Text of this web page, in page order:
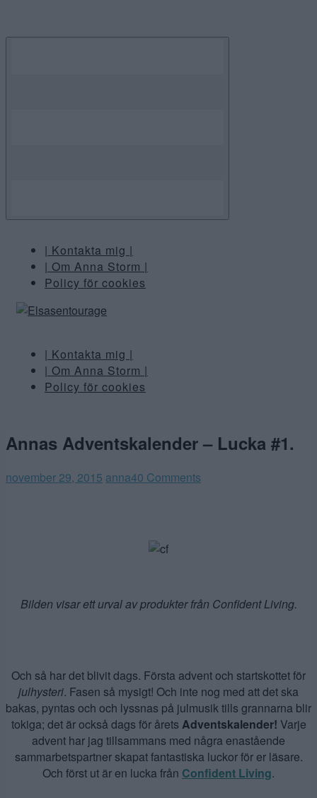
| Kontakta mig |
| Om Anna Storm |
Policy för cookies
| Kontakta mig |
| Om Anna Storm |
Policy för cookies
Annas Adventskalender – Lucka #1.
november 29, 2015 anna40 Comments
Bilden visar ett urval av produkter från Confident Living.
Och så har det blivit dags. Första advent och startskottet för
julhysteri. Fasen så mysigt! Och inte nog med att det ska
bakas, pyntas och och lyssnas på julmusik tills grannarna blir
tokiga; det är också dags för årets Adventskalender! Varje
advent har jag tillsammans med några enastående
sammarbetspartner skapat fantastiska luckor för er läsare.
Och först ut är en lucka från Confident Living.